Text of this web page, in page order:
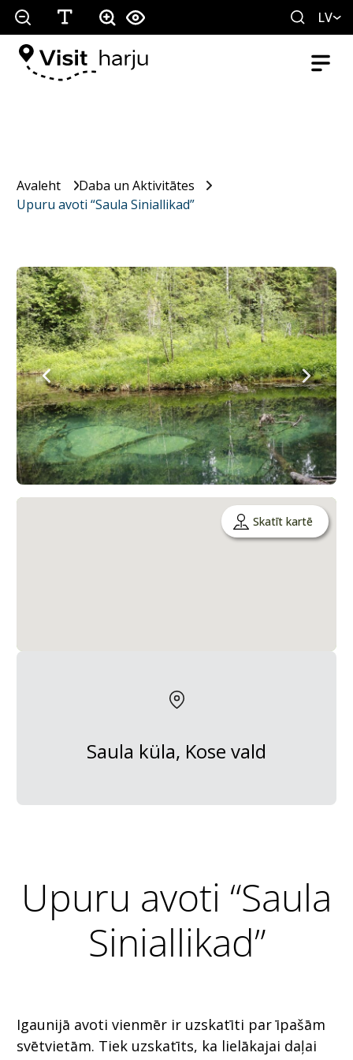
LV
Avaleht
Daba un Aktivitātes
Upuru avoti “Saula Siniallikad”
Skatīt kartē
Saula küla, Kose vald
Upuru avoti “Saula
Siniallikad”
Igaunijā avoti vienmēr ir uzskatīti par īpašām
svētvietām. Tiek uzskatīts, ka lielākajai daļai